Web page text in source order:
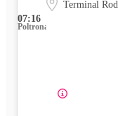
07:16
Terminal
Poltrona